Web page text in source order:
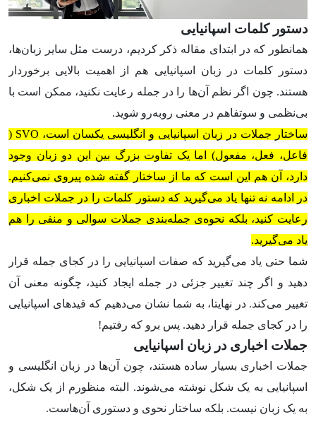
دستور کلمات اسپانیایی
همانطور که در ابتدای مقاله ذکر کردیم، درست مثل سایر زبان‌ها،
دستور کلمات در زبان اسپانیایی هم از اهمیت بالایی برخوردار
هستند. چون اگر نظم آن‌ها را در جمله رعایت نکنید، ممکن است با
بی‌نظمی و سوتفاهم در معنی رو‌به‌رو شوید.
ساختار جملات در زبان اسپانیایی و انگلیسی یکسان است، SVO (
فاعل، فعل، مفعول) اما یک تفاوت بزرگ بین این دو زبان وجود
دارد، آن هم این است که ما از ساختار گفته شده پیروی نمی‌کنیم.
در ادامه نه تنها یاد می‌گیرید که دستور کلمات را در جملات اخباری
رعایت کنید، بلکه نحوه‌ی جمله‌بندی جملات سوالی و منفی را هم
یاد می‌گیرید.
شما حتی یاد می‌گیرید که صفات اسپانیایی را در کجای جمله قرار
دهید و اگر چند تغییر جزئی در جمله ایجاد کنید، چگونه معنی آن
تغییر می‌کند. در نهایتا، به شما نشان می‌دهیم که قید‌های اسپانیایی
را در کجای جمله قرار دهید. پس برو که رفتیم!
جملات اخباری در زبان اسپانیایی
جملات اخباری بسیار ساده هستند، چون آن‌ها در زبان انگلیسی و
اسپانیایی به یک شکل نوشته می‌شوند. البته منظورم از یک شکل،
به یک زبان نیست. بلکه ساختار نحوی و دستوری آن‌هاست.